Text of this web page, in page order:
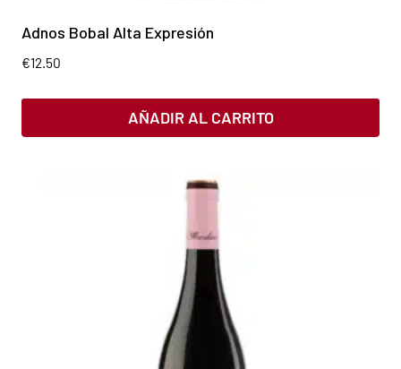
Adnos Bobal Alta Expresión
€12.50
AÑADIR AL CARRITO